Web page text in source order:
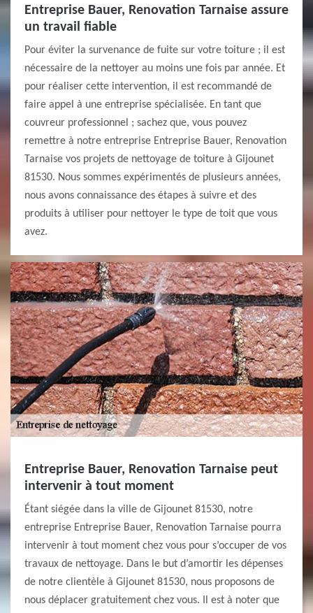
Entreprise Bauer, Renovation Tarnaise assure
un travail fiable
Pour éviter la survenance de fuite sur votre toiture ; il est
nécessaire de la nettoyer au moins une fois par année. Et
pour réaliser cette intervention, il est recommandé de
faire appel à une entreprise spécialisée. En tant que
couvreur professionnel ; sachez que, vous pouvez
remettre à notre entreprise Entreprise Bauer, Renovation
Tarnaise vos projets de nettoyage de toiture à Gijounet
81530. Nous sommes expérimentés de plusieurs années,
nous avons connaissance des étapes à suivre et des
produits à utiliser pour nettoyer le type de toit que vous
avez.
Entreprise Bauer, Renovation Tarnaise peut
intervenir à tout moment
Étant siégée dans la ville de Gijounet 81530, notre
entreprise Entreprise Bauer, Renovation Tarnaise pourra
intervenir à tout moment chez vous pour s’occuper de vos
travaux de nettoyage. Dans le but d’amortir les dépenses
de notre clientèle à Gijounet 81530, nous proposons de
nous déplacer gratuitement chez vous. Il est à noter que